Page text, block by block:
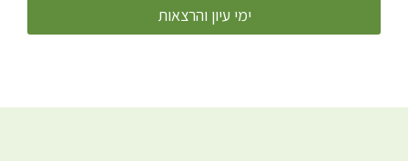
ימי עיון והרצאות